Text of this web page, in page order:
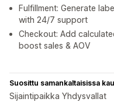
Fulfillment: Generate
with 24/7 support
Checkout: Add
boost sales & AOV
Suosittu samankaltaisissa
Sijaintipaikka Yhdysvallat